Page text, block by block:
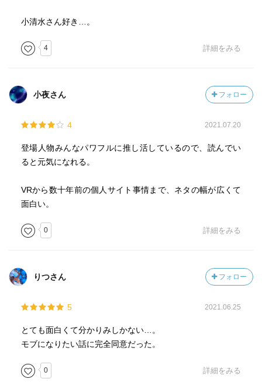
小清水さん好き…。
4 詳細をみる
小夜さん フォロー
4 2021.07.20
登場人物みんなパワフルに推し活しているので、読んでい
ると元気になれる。
VRから数十年前の個人サイト事情まで、ネタの幅が広くて
面白い。
0 詳細をみる
りつさん フォロー
5 2021.06.25
とても面白くて分かりみしかない…。
モブになりたい話に完全同意だった。
0 詳細をみる